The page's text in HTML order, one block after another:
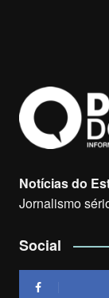
Notícias do
Jornalismo
Social